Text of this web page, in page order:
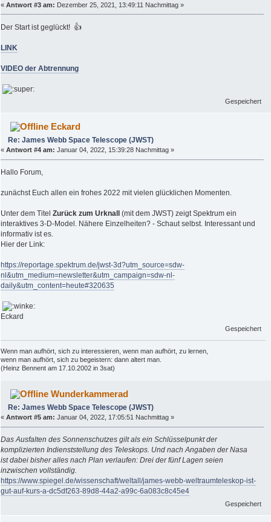
« Antwort #3 am: Dezember 25, 2021, 13:49:11 Nachmittag »
Der Start ist geglückt! 👍
LINK
VIDEO der Abtrennung
Gespeichert
Eckard
Re: James Webb Space Telescope (JWST)
« Antwort #4 am: Januar 04, 2022, 15:39:28 Nachmittag »
Hallo Forum,
zunächst Euch allen ein frohes 2022 mit vielen glücklichen Momenten.
Unter dem Titel Zurück zum Urknall
(mit dem JWST) zeigt Spektrum ein
interaktives 3-D-Model. Nähere Einzelheiten? - Schaut selbst. Interessant und
informativ ist es.
Hier der Link:
https://reportage.spektrum.de/jwst-3d?utm_source=sdw-
nl&utm_medium=newsletter&utm_campaign=sdw-nl-
daily&utm_content=heute#320635
Eckard
Gespeichert
Wenn man aufhört, sich zu interessieren, wenn man aufhört, zu lernen,
wenn man aufhört, sich zu begeistern: dann altert man.
(Heinz Bennent am 17.10.2002 in 3sat)
Wunderkammerad
Re: James Webb Space Telescope (JWST)
« Antwort #5 am: Januar 04, 2022, 17:05:51 Nachmittag »
Das Ausfalten des Sonnenschutzes gilt als ein Schlüsselpunkt der
komplizierten Indienststellung des Teleskops. Und nach Angaben der Nasa
ist dabei bisher alles nach Plan verlaufen: Drei der fünf Lagen seien
inzwischen vollständig.
https://www.spiegel.de/wissenschaft/weltall/james-webb-weltraumteleskop-ist-
gut-auf-kurs-a-dc5df263-89d8-44a2-a99c-6a083c8c45e4
Gespeichert